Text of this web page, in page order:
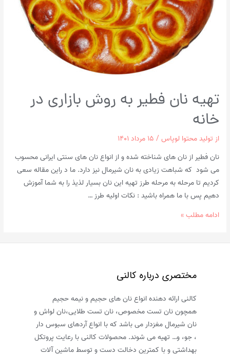
تهیه نان فطیر به روش بازاری در
خانه
از تولید محتوا لوپاس/ ۱۵ مرداد ۱۴۰۱
نان فطیر از نان های شناخته شده و از انواع نان های سنتی ایرانی محسوب
می شود که شباهت زیادی به نان شیرمال نیز دارد. ما د راین مقاله سعی
کردیم تا مرحله به مرحله طرز تهیه این نان بسیار لذیذ را به شما آموزش
دهیم پس با ما همراه باشید : نکات اولیه طرز …
تهیه
ادامه مطلب »
مختصری درباره کالنی
کالنی ارائه دهنده انواع نان های حجیم و نیمه حجیم
همچون نان تست مخصوص، نان تست طلایی،نان لواش و
نان شیرمال مغزدار می باشد که با انواع آردهای سبوس دار
، جو، و… تهیه می شوند. محصولات کالنی با رعایت پروتکل
بهداشتی و با کمترین دخالت دست و توسط ماشین آلات